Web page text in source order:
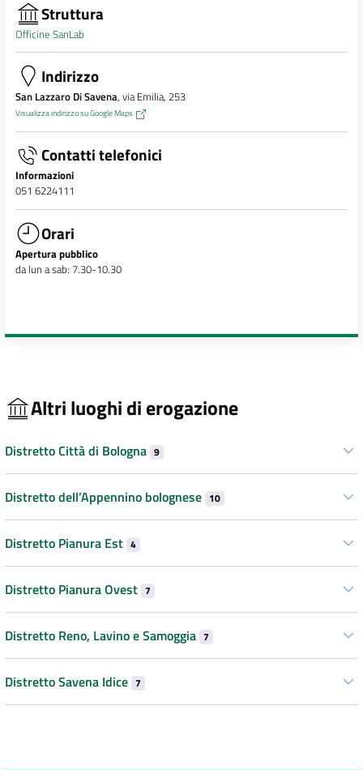
Struttura
Officine SanLab
Indirizzo
San Lazzaro Di Savena, via Emilia, 253
Visualizza indirizzo su Google Maps
Contatti telefonici
Informazioni
051 6224111
Orari
Apertura pubblico
da lun a sab: 7.30-10.30
Altri luoghi di erogazione
Distretto Città di Bologna 9
Distretto dell’Appennino bolognese 10
Distretto Pianura Est 4
Distretto Pianura Ovest 7
Distretto Reno, Lavino e Samoggia 7
Distretto Savena Idice 7